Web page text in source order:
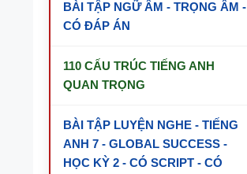
BÀI TẬP NGỮ ÂM - TRỌNG ÂM -
CÓ ĐÁP ÁN
110 CẤU TRÚC TIẾNG ANH
QUAN TRỌNG
BÀI TẬP LUYỆN NGHE - TIẾNG
ANH 7 - GLOBAL SUCCESS -
HỌC KỲ 2 - CÓ SCRIPT - CÓ